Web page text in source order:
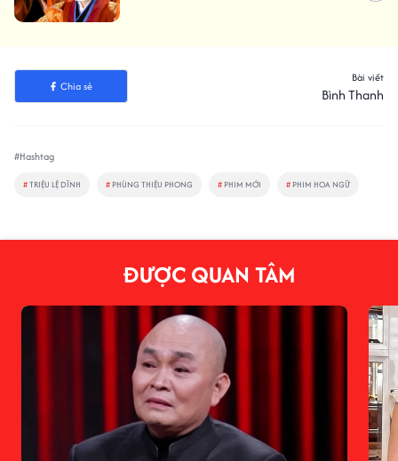
Chia sẻ
Bài viết
Bình Thanh
#Hashtag
#TRIỆU LỆ DĨNH # PHÙNG THIỆU PHONG # PHIM MỚI # PHIM HOA NGỮ
ĐƯỢC QUAN TÂM